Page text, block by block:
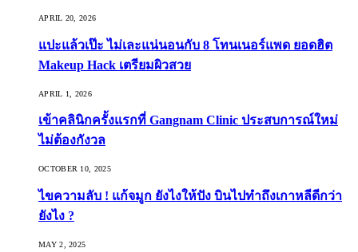
APRIL 20, 2026
แปะแล้วเป๊ะ ไม่เละแน่นอนกับ 8 โทนเนอร์แพด ยอดฮิต
Makeup Hack เตรียมผิวสวย
APRIL 1, 2026
เข้าคลินิกครั้งแรกที่ Gangnam Clinic ประสบการณ์ใหม่
ไม่ต้องกังวล
OCTOBER 10, 2025
ไขความลับ ! แก้จมูก ยังไงให้ปัง บินไปทำถึงเกาหลีดีกว่า
ยังไง ?
MAY 2, 2025